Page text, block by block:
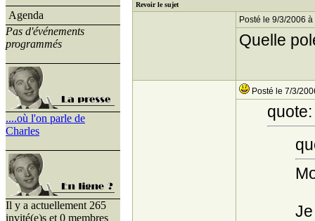
Agenda
Pas d'événements
programmés
....où l'on parle de
Charles
Il y a actuellement 265
invité(e)s et 0 membres
Revoir le sujet
Posté le 9/3/2006
Quelle
Posté le 7/3/
quote: